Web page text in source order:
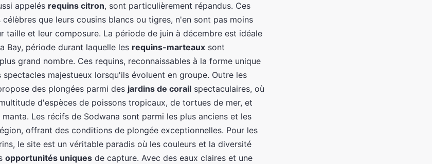
appelés requins citron, sont particulièrement répandus. Ces
célèbres que leurs cousins blancs ou tigres, n'en sont pas moins
taille et leur composure. La période de juin à décembre est idéale
Bay, période durant laquelle les requins-marteaux sont
grand nombre. Ces requins, reconnaissables à la forme unique
majestueux lorsqu'ils évoluent en groupe. Outre les
des plongées parmi des jardins de corail spectaculaires, où
d'espèces de poissons tropicaux, de tortues de mer, et
Les récifs de Sodwana sont parmi les plus anciens et les
offrant des conditions de plongée exceptionnelles. Pour les
le site est un véritable paradis où les couleurs et la diversité
opportunités uniques de capture. Avec des eaux claires et une